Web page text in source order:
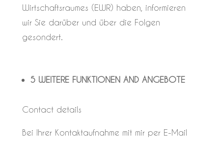
Wirtschaftsraumes (EWR) haben, informieren
wir Sie darüber und über die Folgen
gesondert.
5 WEITERE FUNKTIONEN AND ANGEBOTE
Contact details
Bei Ihrer Kontaktaufnahme mit mir per E-Mail